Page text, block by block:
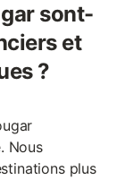
sont-
et
?
Nous
plus